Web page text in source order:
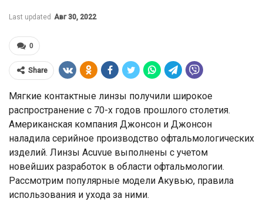
Last updated Авг 30, 2022
0
Share
Мягкие контактные линзы получили широкое
распространение с 70-х годов прошлого столетия.
Американская компания Джонсон и Джонсон
наладила серийное производство офтальмологических
изделий. Линзы Acuvue выполнены с учетом
новейших разработок в области офтальмологии.
Рассмотрим популярные модели Акувью, правила
использования и ухода за ними.